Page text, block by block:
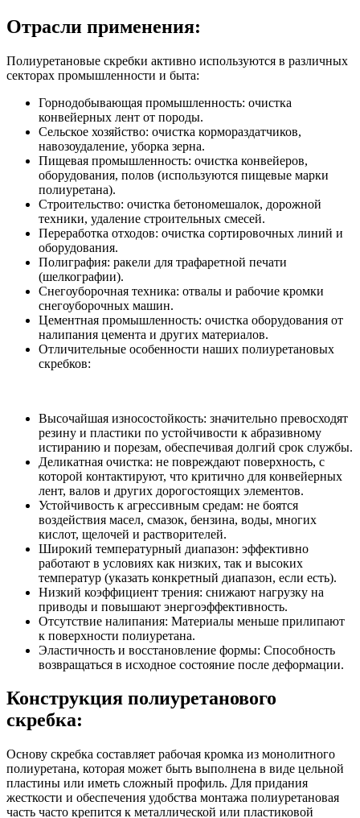
Отрасли применения:
Полиуретановые скребки активно используются в различных
секторах промышленности и быта:
Горнодобывающая промышленность: очистка
конвейерных лент от породы.
Сельское хозяйство: очистка кормораздатчиков,
навозоудаление, уборка зерна.
Пищевая промышленность: очистка конвейеров,
оборудования, полов (используются пищевые марки
полиуретана).
Строительство: очистка бетономешалок, дорожной
техники, удаление строительных смесей.
Переработка отходов: очистка сортировочных линий и
оборудования.
Полиграфия: ракели для трафаретной печати
(шелкографии).
Снегоуборочная техника: отвалы и рабочие кромки
снегоуборочных машин.
Цементная промышленность: очистка оборудования от
налипания цемента и других материалов.
Отличительные особенности наших полиуретановых
скребков:
Высочайшая износостойкость: значительно превосходят
резину и пластики по устойчивости к абразивному
истиранию и порезам, обеспечивая долгий срок службы.
Деликатная очистка: не повреждают поверхность, с
которой контактируют, что критично для конвейерных
лент, валов и других дорогостоящих элементов.
Устойчивость к агрессивным средам: не боятся
воздействия масел, смазок, бензина, воды, многих
кислот, щелочей и растворителей.
Широкий температурный диапазон: эффективно
работают в условиях как низких, так и высоких
температур (указать конкретный диапазон, если есть).
Низкий коэффициент трения: снижают нагрузку на
приводы и повышают энергоэффективность.
Отсутствие налипания: Материалы меньше прилипают
к поверхности полиуретана.
Эластичность и восстановление формы: Способность
возвращаться в исходное состояние после деформации.
Конструкция полиуретанового
скребка:
Основу скребка составляет рабочая кромка из монолитного
полиуретана, которая может быть выполнена в виде цельной
пластины или иметь сложный профиль. Для придания
жесткости и обеспечения удобства монтажа полиуретановая
часть часто крепится к металлической или пластиковой